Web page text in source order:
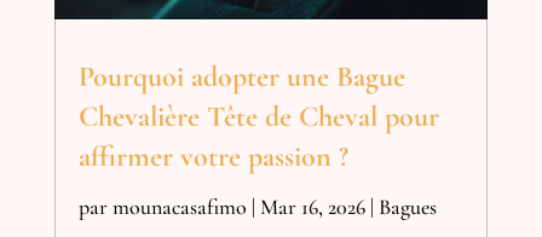
Pourquoi adopter une Bague
Chevalière Tête de Cheval pour
affirmer votre passion ?
parmounacasafimo | Mar 16, 2026| Bagues